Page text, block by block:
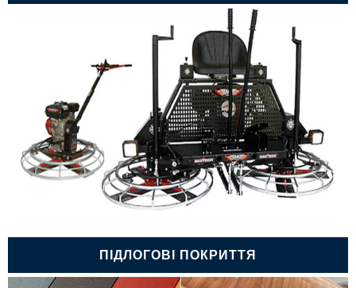
ПIДЛОГОВI ПОКРИТТЯ